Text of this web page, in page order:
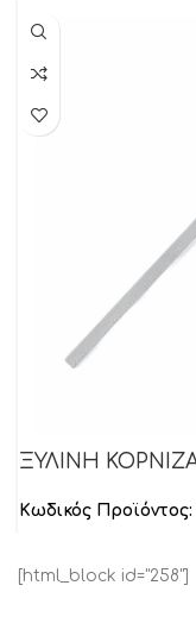
ΞΥΛΙΝΗ
Κωδικός Προϊόντος:
[html_block id="258"]